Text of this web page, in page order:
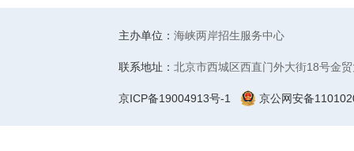
主办单位： 海峡两岸招生服务中心
联系地址： 北京市西城区西直门外大街18号金
京ICP备19004913号-1 京公网安备